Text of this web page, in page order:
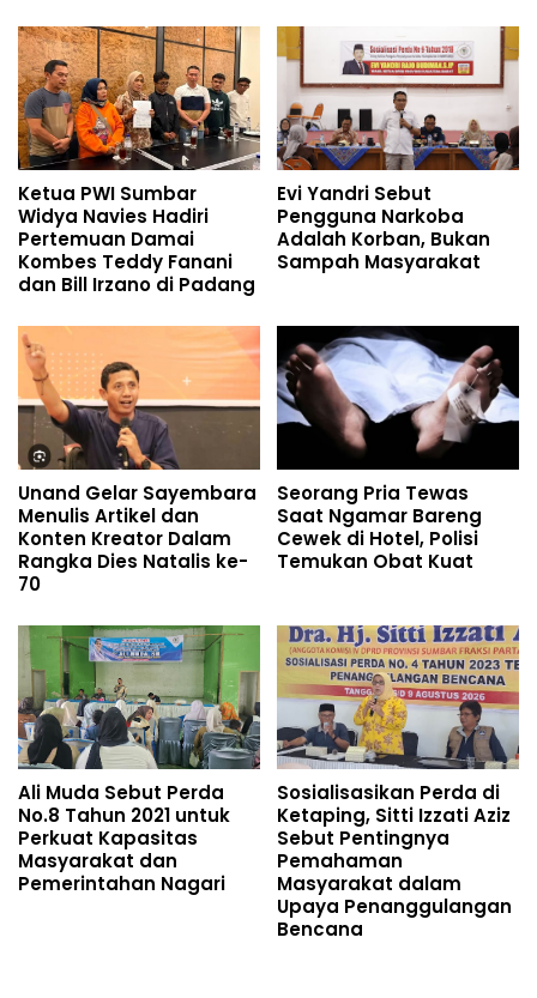
Ketua PWI Sumbar
Widya Navies Hadiri
Pertemuan Damai
Kombes Teddy Fanani
dan Bill Irzano di Padang
Evi Yandri Sebut
Pengguna Narkoba
Adalah Korban, Bukan
Sampah Masyarakat
Unand Gelar Sayembara
Menulis Artikel dan
Konten Kreator Dalam
Rangka Dies Natalis ke-
70
Seorang Pria Tewas
Saat Ngamar Bareng
Cewek di Hotel, Polisi
Temukan Obat Kuat
Ali Muda Sebut Perda
No.8 Tahun 2021 untuk
Perkuat Kapasitas
Masyarakat dan
Pemerintahan Nagari
Sosialisasikan Perda di
Ketaping, Sitti Izzati Aziz
Sebut Pentingnya
Pemahaman
Masyarakat dalam
Upaya Penanggulangan
Bencana